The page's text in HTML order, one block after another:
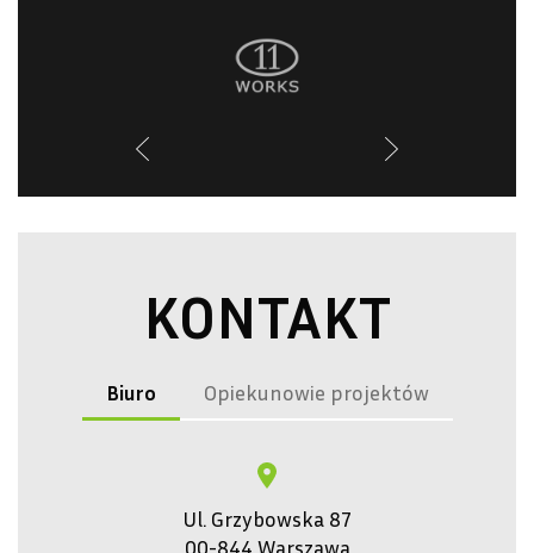
KONTAKT
Biuro Opiekunowie projektów
Ul. Grzybowska 87
00-844 Warszawa